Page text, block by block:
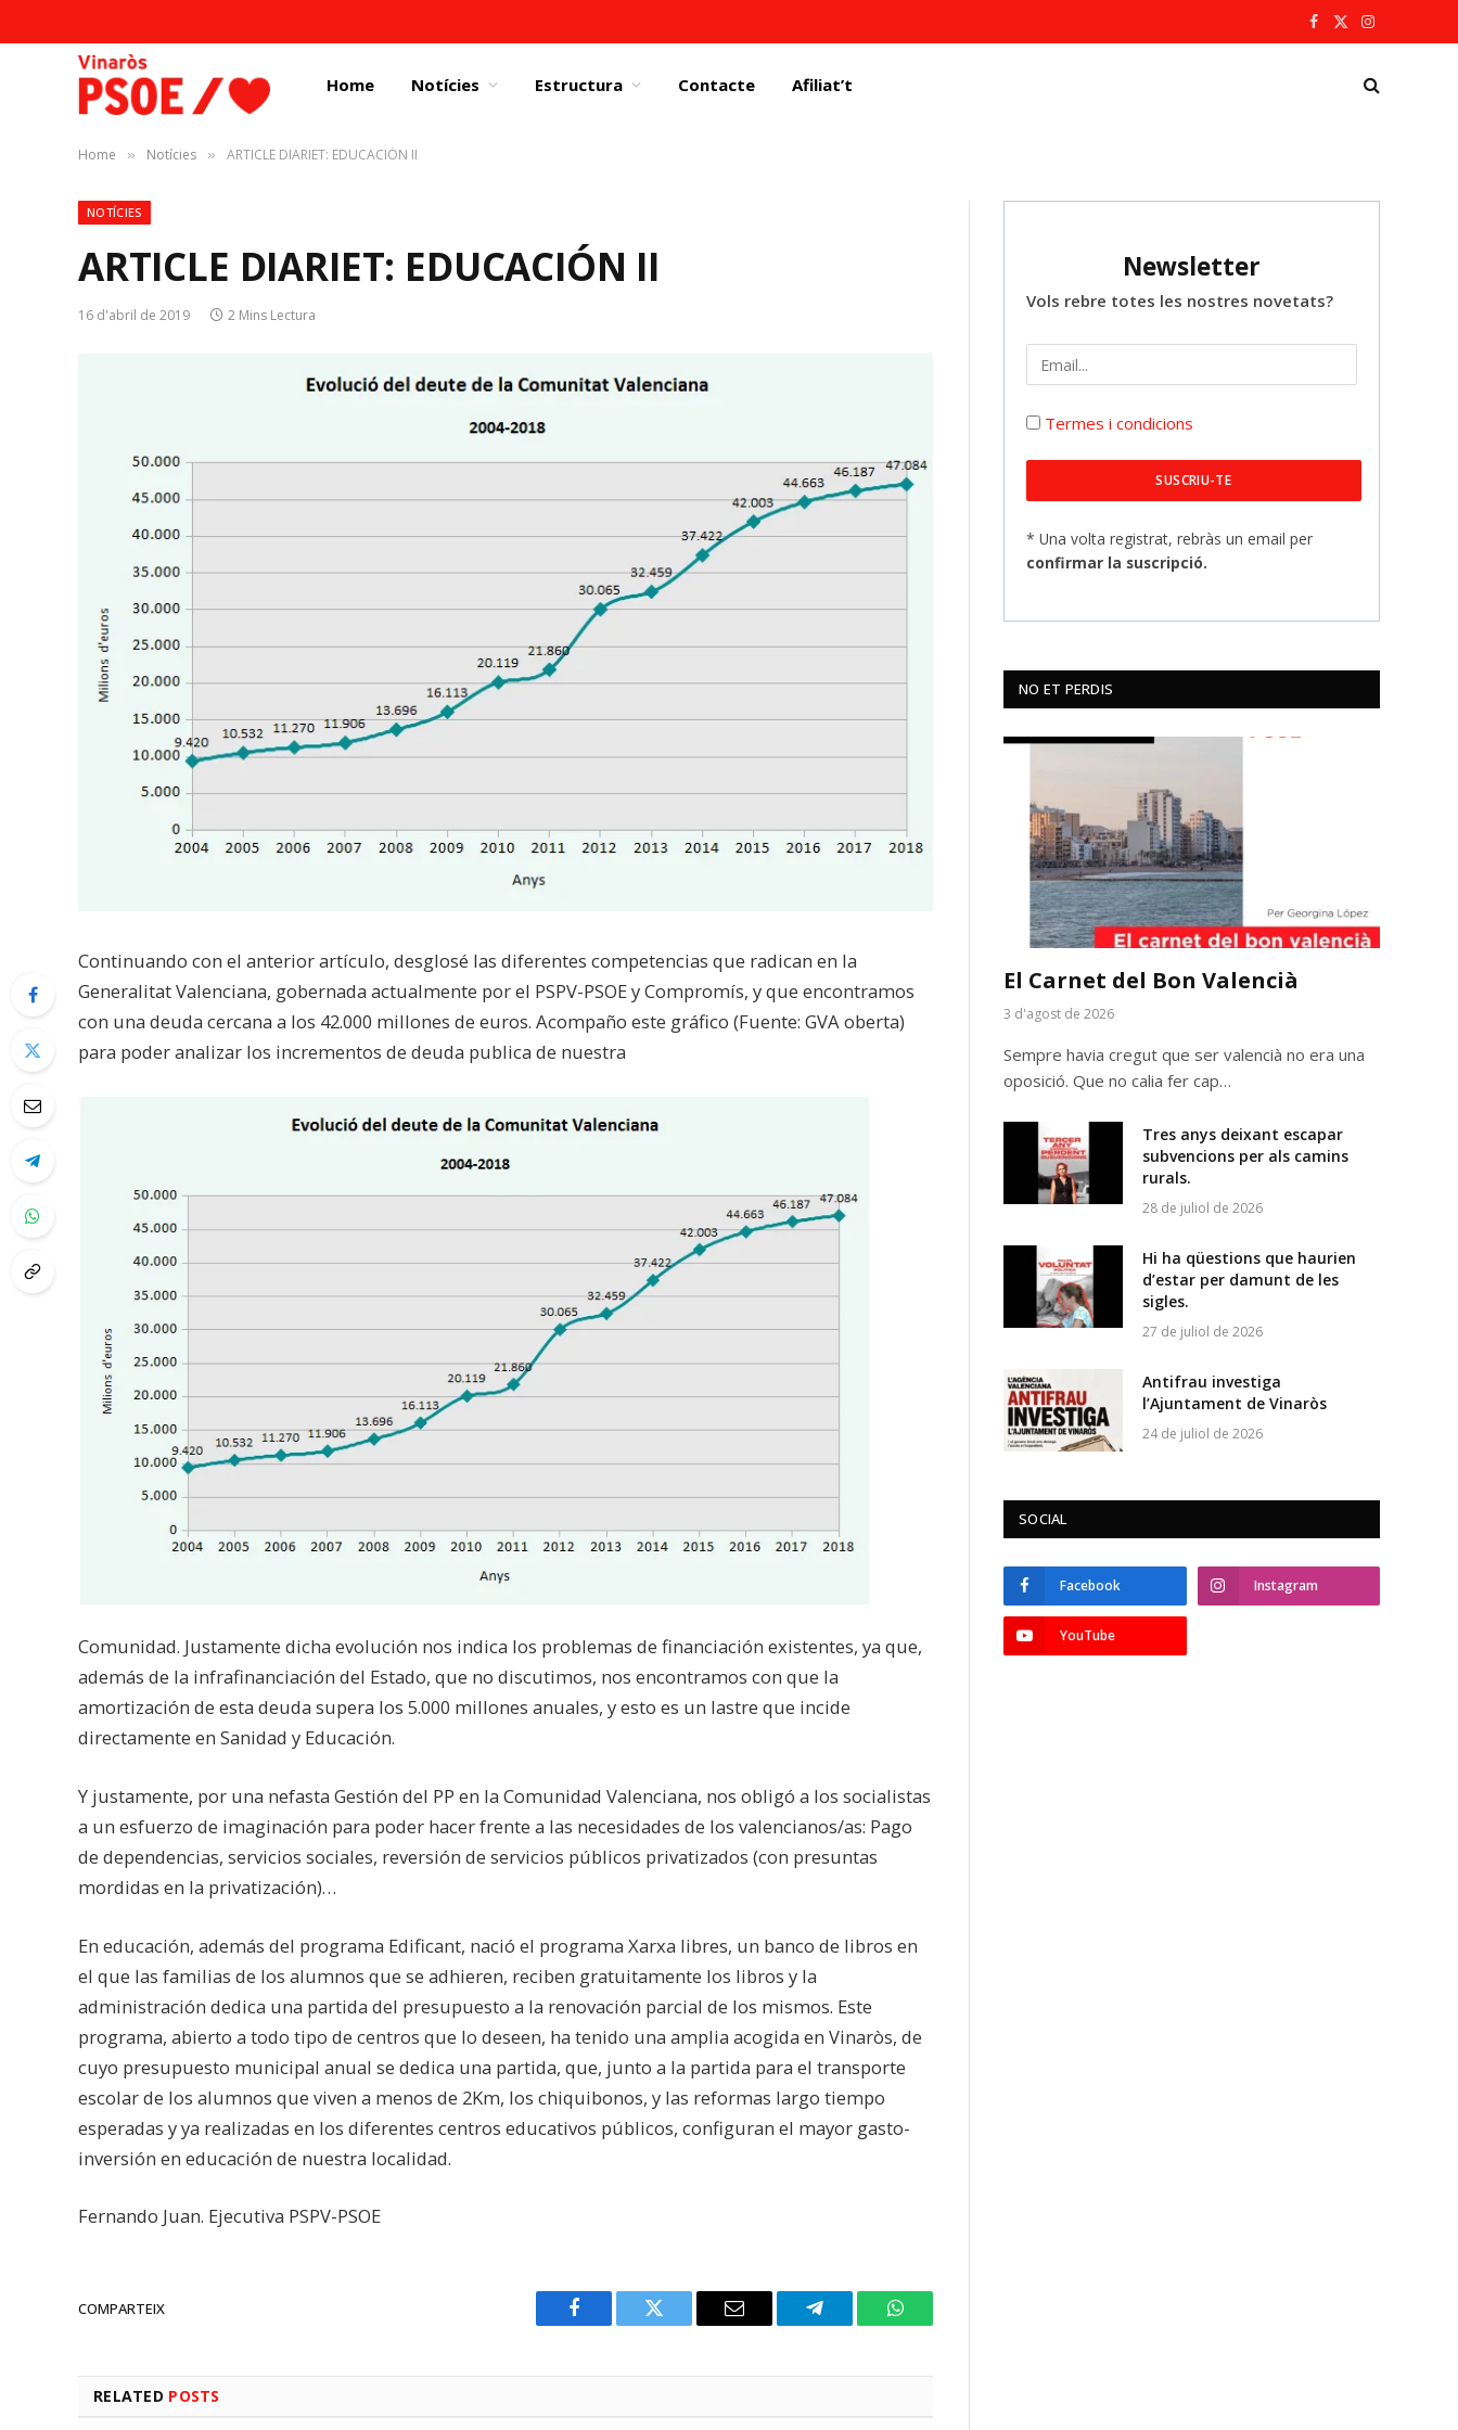
Facebook
X
Instagram
Home Notícies Estructura Contacte Afiliat’t
Home » Notícies » ARTICLE DIARIET: EDUCACIÓN II
NOTÍCIES
ARTICLE DIARIET: EDUCACIÓN II
16 d'abril de 2019 2 Mins Lectura
Continuando con el anterior artículo, desglosé las diferentes competencias que radican en la
Generalitat Valenciana, gobernada actualmente por el PSPV-PSOE y Compromís, y que encontramos
con una deuda cercana a los 42.000 millones de euros. Acompaño este gráfico (Fuente: GVA oberta)
para poder analizar los incrementos de deuda publica de nuestra
Comunidad. Justamente dicha evolución nos indica los problemas de financiación existentes, ya que,
además de la infrafinanciación del Estado, que no discutimos, nos encontramos con que la
amortización de esta deuda supera los 5.000 millones anuales, y esto es un lastre que incide
directamente en Sanidad y Educación.
Y justamente, por una nefasta Gestión del PP en la Comunidad Valenciana, nos obligó a los socialistas
a un esfuerzo de imaginación para poder hacer frente a las necesidades de los valencianos/as: Pago
de dependencias, servicios sociales, reversión de servicios públicos privatizados (con presuntas
mordidas en la privatización)…
En educación, además del programa Edificant, nació el programa Xarxa libres, un banco de libros en
el que las familias de los alumnos que se adhieren, reciben gratuitamente los libros y la
administración dedica una partida del presupuesto a la renovación parcial de los mismos. Este
programa, abierto a todo tipo de centros que lo deseen, ha tenido una amplia acogida en Vinaròs, de
cuyo presupuesto municipal anual se dedica una partida, que, junto a la partida para el transporte
escolar de los alumnos que viven a menos de 2Km, los chiquibonos, y las reformas largo tiempo
esperadas y ya realizadas en los diferentes centros educativos públicos, configuran el mayor gasto-
inversión en educación de nuestra localidad.
Fernando Juan. Ejecutiva PSPV-PSOE
COMPARTEIX
Facebook Twitter Email Telegram WhatsApp
RELATED POSTS
Newsletter
Vols rebre totes les nostres novetats?
Termes i condicions
* Una volta registrat, rebràs un email per
confirmar la suscripció.
NO ET PERDIS
El Carnet del Bon Valencià
3 d'agost de 2026
Sempre havia cregut que ser valencià no era una
oposició. Que no calia fer cap…
Tres anys deixant escapar
subvencions per als camins
rurals.
28 de juliol de 2026
Hi ha qüestions que haurien
d’estar per damunt de les
sigles.
27 de juliol de 2026
Antifrau investiga
l’Ajuntament de Vinaròs
24 de juliol de 2026
SOCIAL
Facebook Instagram
YouTube